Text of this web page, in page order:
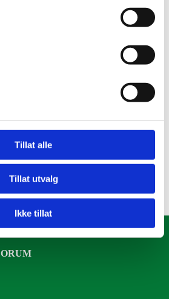
Tillat alle
Tillat utvalg
Ikke tillat
gårdens ressurser, våre tradisjoner og